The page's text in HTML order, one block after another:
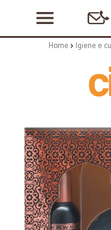
Home